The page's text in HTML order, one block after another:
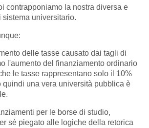
contrapponiamo la nostra diversa e
universitario.
delle tasse causato dai tagli di
l'aumento del finanziamento ordinario
le tasse rappresentano solo il 10%
una vera università pubblica è
per le borse di studio,
sé piegato alle logiche della retorica